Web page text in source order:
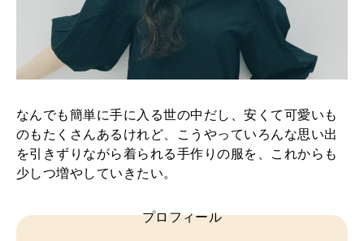
なんでも簡単に手に入る世の中だし、安くて可愛いも
のもたくさんあるけれど、こうやっていろんな思い出
を引きずりながら着られる手作りの服を、これからも
少しつ増やしていきたい。
プロフィール